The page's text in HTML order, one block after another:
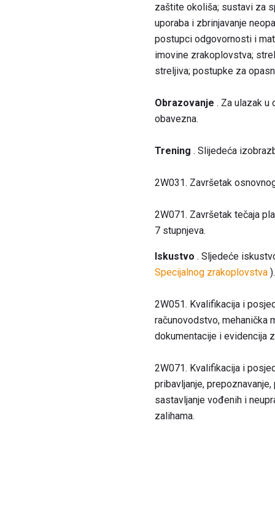
zaštite okoliša; sustavi za
uporaba i zbrinjavanje
postupci odgovornosti i
imovine zrakoplovstva;
streljiva; postupke za
Obrazovanje . Za ulazak
obavezna.
Trening . Slijedeća
2W031. Završetak
2W071. Završetak tečaja
7 stupnjeva.
Iskustvo . Sljedeće
Specijalnog zrakoplovstva ).
2W051. Kvalifikacija i
računovodstvo, mehanička
dokumentacije i evidencija
2W071. Kvalifikacija i
pribavljanje,
sastavljanje vođenih i
zalihama.